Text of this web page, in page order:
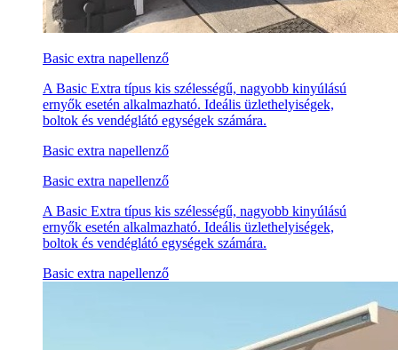
Basic extra napellenző
A Basic Extra típus kis szélességű, nagyobb kinyúlású
ernyők esetén alkalmazható. Ideális üzlethelyiségek,
boltok és vendéglátó egységek számára.
Basic extra napellenző
Basic extra napellenző
A Basic Extra típus kis szélességű, nagyobb kinyúlású
ernyők esetén alkalmazható. Ideális üzlethelyiségek,
boltok és vendéglátó egységek számára.
Basic extra napellenző